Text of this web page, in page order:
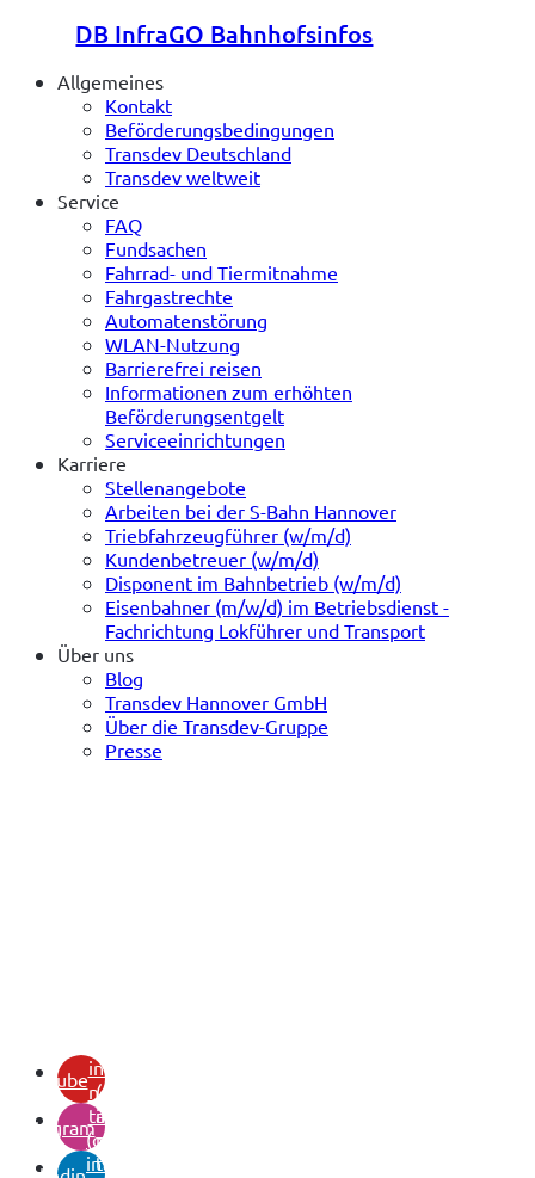
DB InfraGO Bahnhofsinfos
Allgemeines
Kontakt
Beförderungsbedingungen
Transdev Deutschland
Transdev weltweit
Service
FAQ
Fundsachen
Fahrrad- und Tiermitnahme
Fahrgastrechte
Automatenstörung
WLAN-Nutzung
Barrierefrei reisen
Informationen zum erhöhten
Beförderungsentgelt
Serviceeinrichtungen
Karriere
Stellenangebote
Arbeiten bei der S-Bahn Hannover
Triebfahrzeugführer (w/m/d)
Kundenbetreuer (w/m/d)
Disponent im Bahnbetrieb (w/m/d)
Eisenbahner (m/w/d) im Betriebsdienst -
Fachrichtung Lokführer und Transport
Über uns
Blog
Transdev Hannover GmbH
Über die Transdev-Gruppe
Presse
youtubein a
new
tab)
instagram
(opens
in a
new
tab)
(opens
in a